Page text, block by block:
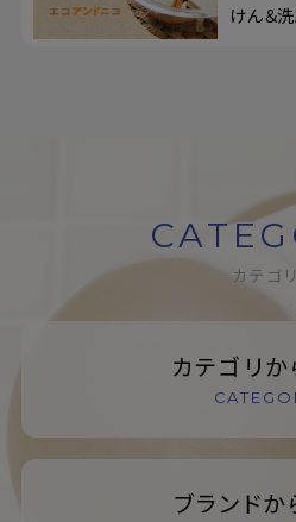
けん＆
カテゴリ
カテゴリ
ブランドか